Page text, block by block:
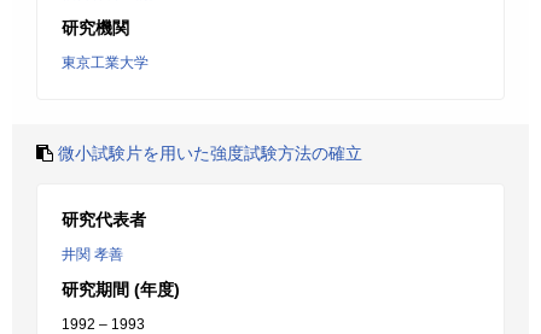
研究機関
東京工業大学
微小試験片を用いた強度試験方法の確立
研究代表者
井関 孝善
研究期間 (年度)
1992 – 1993